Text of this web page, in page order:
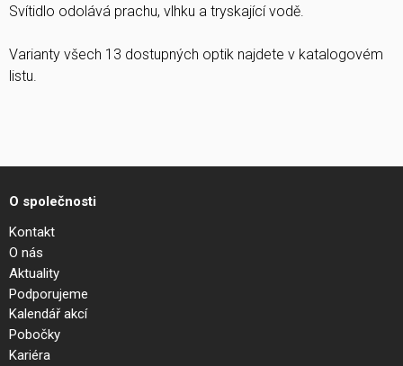
Svítidlo odolává prachu, vlhku a tryskající vodě.
Varianty všech 13 dostupných optik najdete v katalogovém
listu.
O společnosti
Kontakt
O nás
Aktuality
Podporujeme
Kalendář akcí
Pobočky
Kariéra